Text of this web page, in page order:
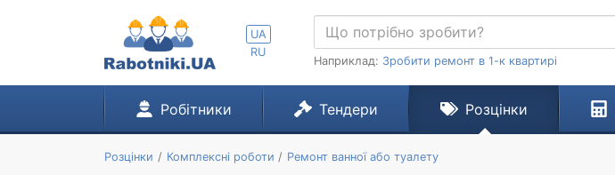
UA
RU
Наприклад: Зробити ремонт в 1-к квартирі
Робітники Тендери Розцінки
Розцінки Комплексні роботи Ремонт ванної або туалету